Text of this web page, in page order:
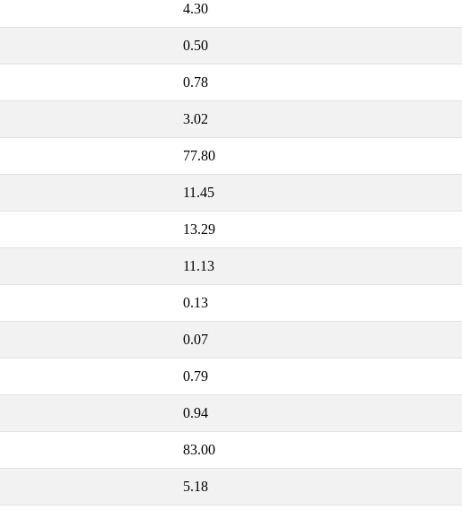
4.30
0.50
0.78
3.02
77.80
11.45
13.29
11.13
0.13
0.07
0.79
0.94
83.00
5.18